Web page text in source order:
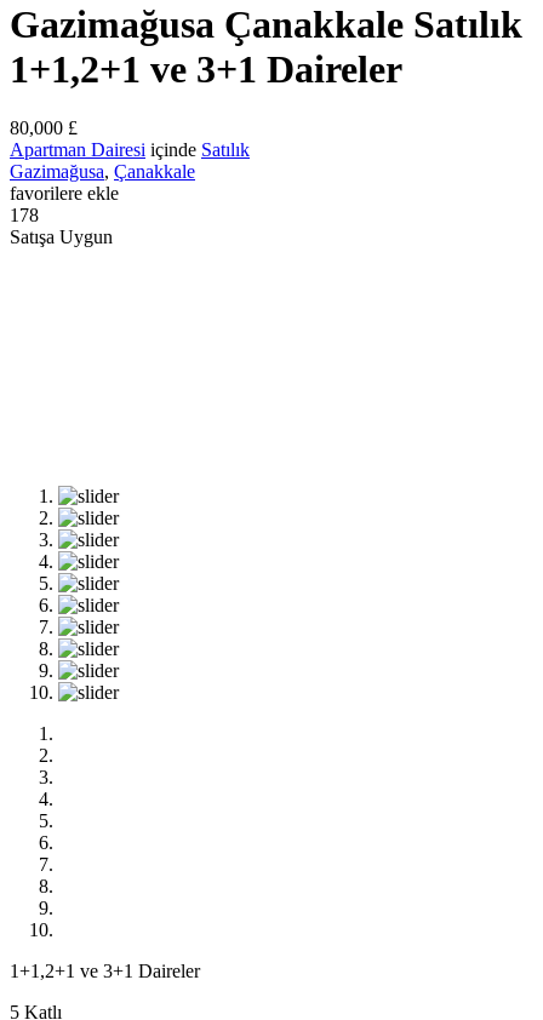
Gazimağusa Çanakkale Satılık
1+1,2+1 ve 3+1 Daireler
80,000 £
Apartman Dairesi içinde Satılık
Gazimağusa, Çanakkale
favorilere ekle
178
Satışa Uygun
1+1,2+1 ve 3+1 Daireler
5 Katlı